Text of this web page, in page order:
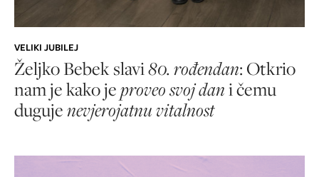
VELIKI JUBILEJ
Željko Bebek slavi80. rođendan: Otkrio
nam je kako jeproveo svoj dani čemu
dugujenevjerojatnu vitalnost